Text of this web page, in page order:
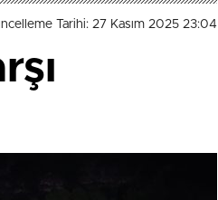
Tarihi: 27 Kasım 2025 23:04